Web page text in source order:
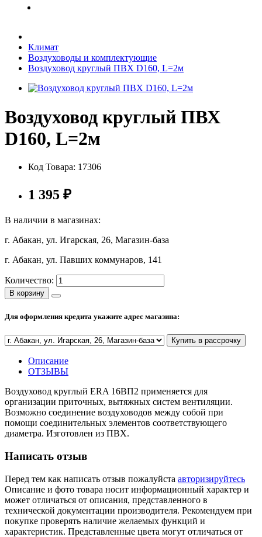
Строительные товары
Все для бани
Блог
Полезные статьи
Новости и Акции
Сервис-центр
Адреса Сервис-центров
Условия возврата товара
Климат
Воздуховоды и комплектующие
Воздуховод круглый ПВХ D160, L=2м
Воздуховод круглый ПВХ
D160, L=2м
Код Товара: 17306
1 395 ₽
В наличии в магазинах:
г. Абакан, ул. Игарская, 26, Магазин-база
г. Абакан, ул. Павших коммунаров, 141
Количество:
В корзину
Для оформления кредита укажите адрес магазина:
Купить в рассрочку
Описание
ОТЗЫВЫ
Воздуховод круглый ERA 16ВП2 применяется для
организации приточных, вытяжных систем вентиляции.
Возможно соединение воздуховодов между собой при
помощи соединительных элементов соответствующего
диаметра. Изготовлен из ПВХ.
Написать отзыв
Перед тем как написать отзыв пожалуйста авторизируйтесь
Описание и фото товара носит информационный характер и
может отличаться от описания, представленного в
технической документации производителя. Рекомендуем при
покупке проверять наличие желаемых функций и
характеристик. Представленные цвета могут отличаться от